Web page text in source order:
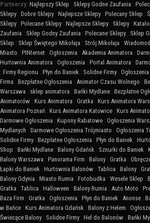
Partnerzy: Najlepszy Sklep : Sklepy Godne Zaufania :
Sklepy : Dobre Sklepy : Najlepsze Sklepy : Polecany Sklep :
Sklepy : Polecane Sklepy : Najlepsze Sklepy : Sklepy :
Zaufania : Sklep Godny Zaufania : Polecane Sklepy : Sklep
Sklep : Sklep Świętego Mikołaja : Strój Mikołaja :
Miasto : PINternet : Ogłoszenia : Akademia Animatora :
Hurtownia Animatora : Ogłoszenia : Portal Animatora :
: Firmy Regionu : Płyn do Baniek : Solidne Firmy : Ogłoszenia
Firma : Bezpłatne Ogłoszenia : Animator Czasu Wolnego :
Warszawa : sklep animatora : Bańki Mydlane : Bezpłatne
Animatorów : Kurs Animatora : Gratka : Kurs Animatora
Animatora Poznań : Kurs Animatora Katowice : Kurs
Darmowe Ogłoszenia : Kupony Rabatowe : Ogłoszenia
Mydlanych : Darmowe Ogłoszenia Trójmiasto : Ogłoszenia
Solidne Firmy : Bezpłatne Ogłoszenia : Płyn do Baniek :
Shop : Bańki Mydlane : Balony Gdańsk : Sznurki do Baniek :
Balony Warszawa : Panorama Firm : Balony : Gratka :
Łapki do Baniek : Hurtownia Balonów : Tablica : Balony :
Balony Gdynia : Miasto Rumia : Fotobudka : Wesele Sklep :
Gratka : Tablica : Halloween : Balony Rumia : Auto Moto :
Baza Firm : Gratka : Ogłoszenia : Płyn do Baniek : Anonse :
w Bańce : Kurs Animatora Gdańsk : Balony z Helem :
Świecące Balony : Solidne Firmy : Hel do Balonów : Bańki